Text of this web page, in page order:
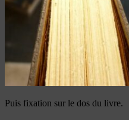
Puis fixation sur le dos du livre.